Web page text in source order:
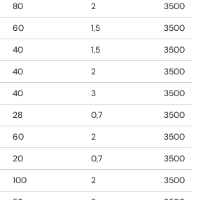
80 2
3500
60 1,5
3500
40 1,5
3500
40 2
3500
40 3
3500
28 0,7
3500
60 2
3500
20 0,7
3500
100 2
3500